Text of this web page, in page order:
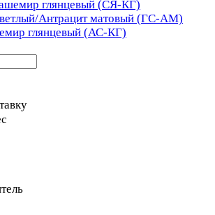
глянцевый (СЯ-КГ)
Антрацит матовый (ГС-АМ)
глянцевый (АС-КГ)